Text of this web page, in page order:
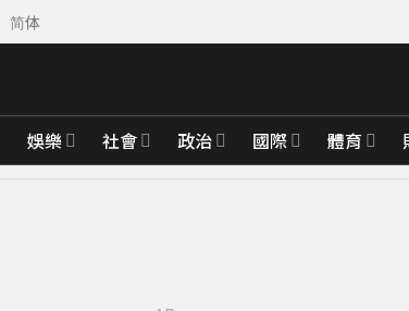
简体
娛樂 社會 政治 國際 體育